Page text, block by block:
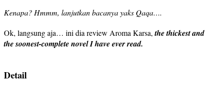
Kenapa? Hmmm, lanjutkan bacanya yaks Qaqa….
Ok, langsung aja… ini dia review Aroma Karsa,the thickest and
the soonest-complete novel I have ever read.
Detail